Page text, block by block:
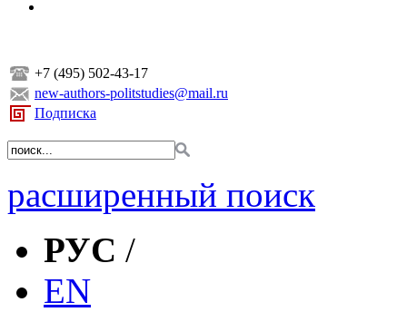
+7 (495) 502-43-17
new-authors-politstudies@mail.ru
Подписка
расширенный поиск
РУС /
EN